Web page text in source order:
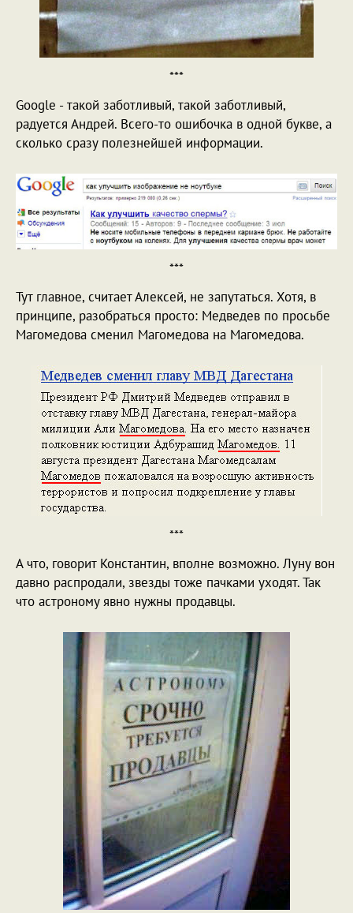
***
Google - такой заботливый, такой заботливый,
радуется Андрей. Всего-то ошибочка в одной букве, а
сколько сразу полезнейшей информации.
***
Тут главное, считает Алексей, не запутаться. Хотя, в
принципе, разобраться просто: Медведев по просьбе
Магомедова сменил Магомедова на Магомедова.
***
А что, говорит Константин, вполне возможно. Луну вон
давно распродали, звезды тоже пачками уходят. Так
что астроному явно нужны продавцы.